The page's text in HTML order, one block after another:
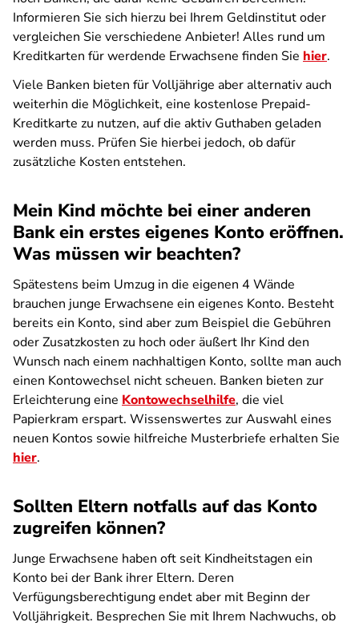
Informieren Sie sich hierzu bei Ihrem Geldinstitut oder
vergleichen Sie verschiedene Anbieter! Alles rund um
Kreditkarten für werdende Erwachsene finden Sie hier.
Viele Banken bieten für Volljährige aber alternativ auch
weiterhin die Möglichkeit, eine kostenlose Prepaid-
Kreditkarte zu nutzen, auf die aktiv Guthaben geladen
werden muss. Prüfen Sie hierbei jedoch, ob dafür
zusätzliche Kosten entstehen.
Mein Kind möchte bei einer anderen
Bank ein erstes eigenes Konto eröffnen.
Was müssen wir beachten?
Spätestens beim Umzug in die eigenen 4 Wände
brauchen junge Erwachsene ein eigenes Konto. Besteht
bereits ein Konto, sind aber zum Beispiel die Gebühren
oder Zusatzkosten zu hoch oder äußert Ihr Kind den
Wunsch nach einem nachhaltigen Konto, sollte man auch
einen Kontowechsel nicht scheuen. Banken bieten zur
Erleichterung eine Kontowechselhilfe, die viel
Papierkram erspart. Wissenswertes zur Auswahl eines
neuen Kontos sowie hilfreiche Musterbriefe erhalten Sie
hier.
Sollten Eltern notfalls auf das Konto
zugreifen können?
Junge Erwachsene haben oft seit Kindheitstagen ein
Konto bei der Bank ihrer Eltern. Deren
Verfügungsberechtigung endet aber mit Beginn der
Volljährigkeit. Besprechen Sie mit Ihrem Nachwuchs, ob